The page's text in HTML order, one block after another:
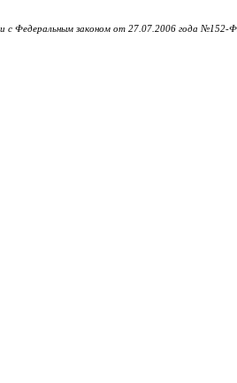
законом от 27.07.2006 года №152-